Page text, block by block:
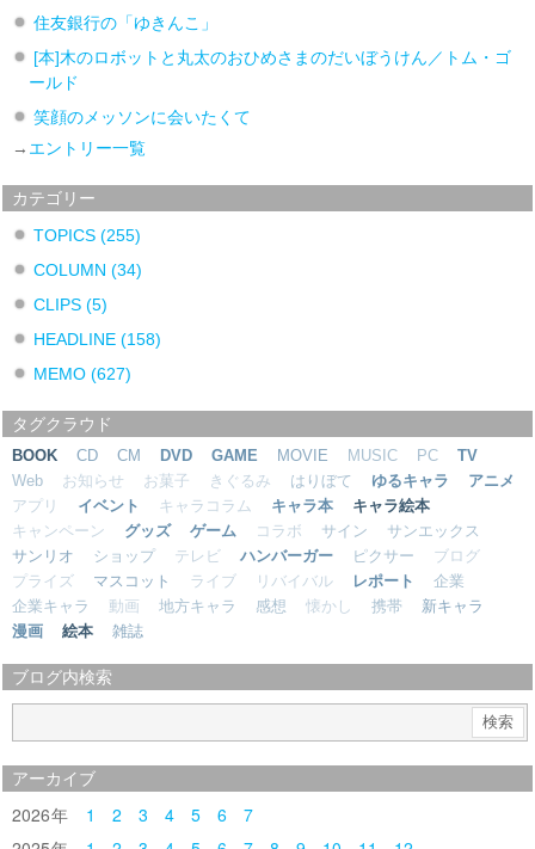
住友銀行の「ゆきんこ」
[本]木のロボットと丸太のおひめさまのだいぼうけん／トム・ゴ
ールド
笑顔のメッソンに会いたくて
→ エントリー一覧
カテゴリー
TOPICS(255)
COLUMN(34)
CLIPS(5)
HEADLINE(158)
MEMO(627)
タグクラウド
BOOK CD CM DVD GAME MOVIE MUSIC PC
TV
Web
お知らせ お菓子 きぐるみ はりぼて ゆるキャラ
アニメ
アプリ
イベント キャラコラム キャラ本
キャラ絵本
キャンペーン
グッズ ゲーム コラボ サイン
サンエックス
サンリオ
ショップ テレビ ハンバーガー ピクサー
ブログ
プライズ
マスコット ライブ リバイバル レポート
企業
企業キャラ
動画 地方キャラ 感想 懐かし 携帯
新キャラ
漫画
絵本 雑誌
ブログ内検索
アーカイブ
2026 1 2 3 4 5 6
7